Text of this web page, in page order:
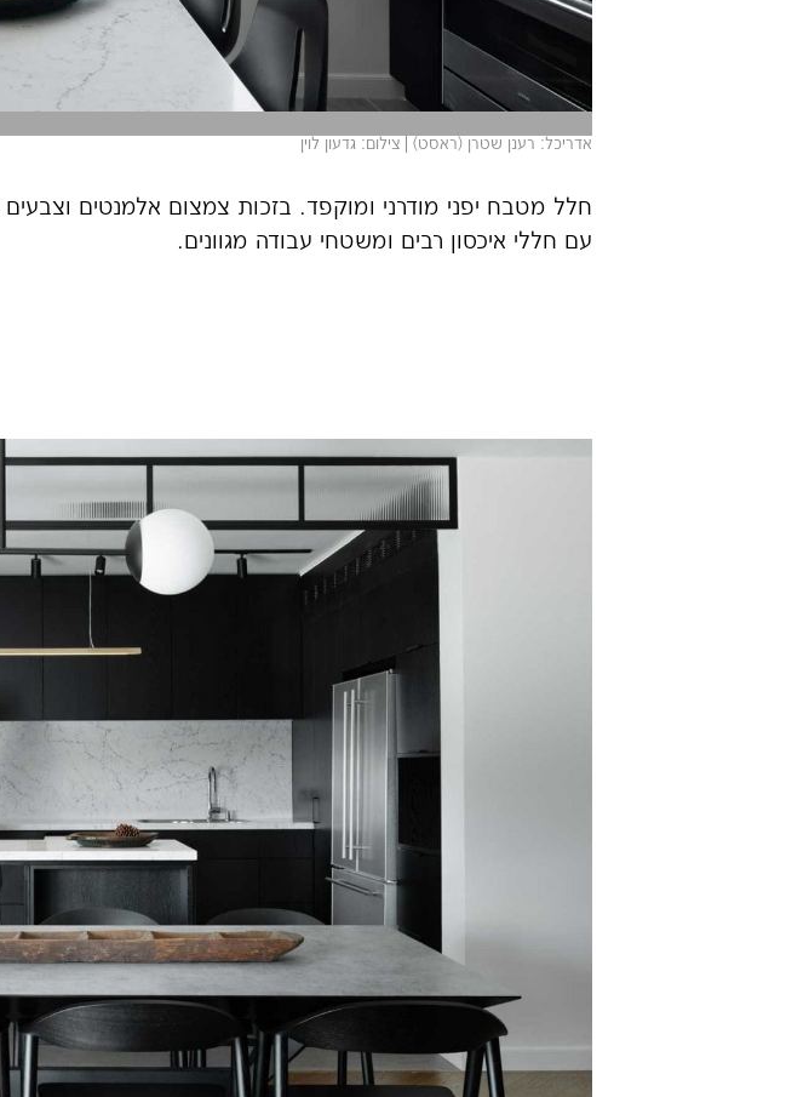
אדריכל: רענן שטרן (ראסט) | צילום: גדעון לוין
חלל מטבח יפני מודרני ומוקפד. בזכות צמצום אלמנטים וצבעים
עם חללי איכסון רבים ומשטחי עבודה מגוונים.